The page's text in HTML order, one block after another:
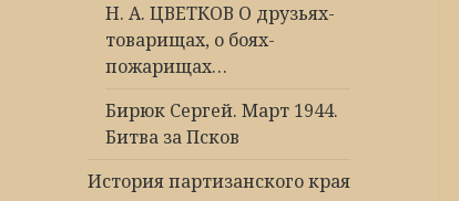
Н. А. ЦВЕТКОВ О друзьях-
товарищах, о боях-
пожарищах…
Бирюк Сергей. Март 1944.
Битва за Псков
История партизанского края